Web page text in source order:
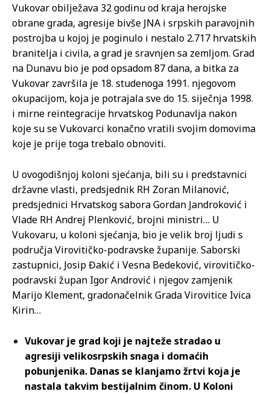
Vukovar obilježava 32 godinu od kraja herojske
obrane grada, agresije bivše JNA i srpskih paravojnih
postrojba u kojoj je poginulo i nestalo 2.717 hrvatskih
branitelja i civila, a grad je sravnjen sa zemljom. Grad
na Dunavu bio je pod opsadom 87 dana, a bitka za
Vukovar završila je 18. studenoga 1991. njegovom
okupacijom, koja je potrajala sve do 15. siječnja 1998.
i mirne reintegracije hrvatskog Podunavlja nakon
koje su se Vukovarci konačno vratili svojim domovima
koje je prije toga trebalo obnoviti.
U ovogodišnjoj koloni sjećanja, bili su i predstavnici
državne vlasti, predsjednik RH Zoran Milanović,
predsjednici Hrvatskog sabora Gordan Jandroković i
Vlade RH Andrej Plenković, brojni ministri… U
Vukovaru, u koloni sjećanja, bio je velik broj ljudi s
područja Virovitičko-podravske županije. Saborski
zastupnici, Josip Đakić i Vesna Bedeković, virovitičko-
podravski župan Igor Andrović i njegov zamjenik
Marijo Klement, gradonačelnik Grada Virovitice Ivica
Kirin…
Vukovar je grad koji je najteže stradao u
agresiji velikosrpskih snaga i domaćih
pobunjenika. Danas se klanjamo žrtvi koja je
nastala takvim bestijalnim činom. U Koloni